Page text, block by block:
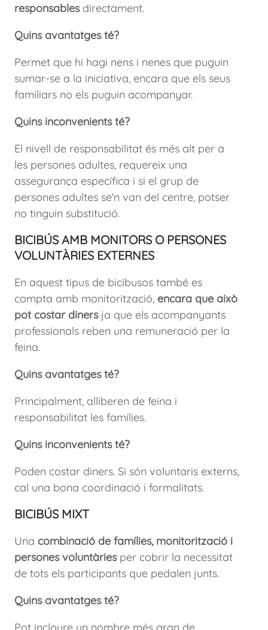
responsablesdirectament.
Quins avantatges té?
Permet que hi hagi nens i nenes que puguin
sumar-se a la iniciativa, encara que els seus
familiars no els puguin acompanyar.
Quins inconvenients té?
El nivell de responsabilitat és més alt per a
les persones adultes, requereix una
assegurança específica i si el grup de
persones adultes se'n van del centre, potser
no tinguin substitució.
BICIBÚS AMB MONITORS O PERSONES
VOLUNTÀRIES EXTERNES
En aquest tipus de bicibusos també es
compta amb monitorització, encara que això
pot costar dinersja que els acompanyants
professionals reben una remuneració per la
feina.
Quins avantatges té?
Principalment, alliberen de feina i
responsabilitat les famílies.
Quins inconvenients té?
Poden costar diners. Si són voluntaris externs,
cal una bona coordinació i formalitats.
BICIBÚS MIXT
Una combinació de famílies, monitorització i
persones voluntàriesper cobrir la necessitat
de tots els participants que pedalen junts.
Quins avantatges té?